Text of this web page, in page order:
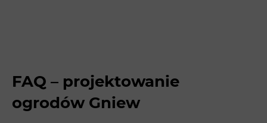
FAQ – projektowanie
ogrodów Gniew